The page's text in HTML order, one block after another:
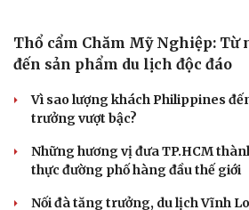
Di sản
bản
Tinh hoa võ Việt: Từ miền đất võ